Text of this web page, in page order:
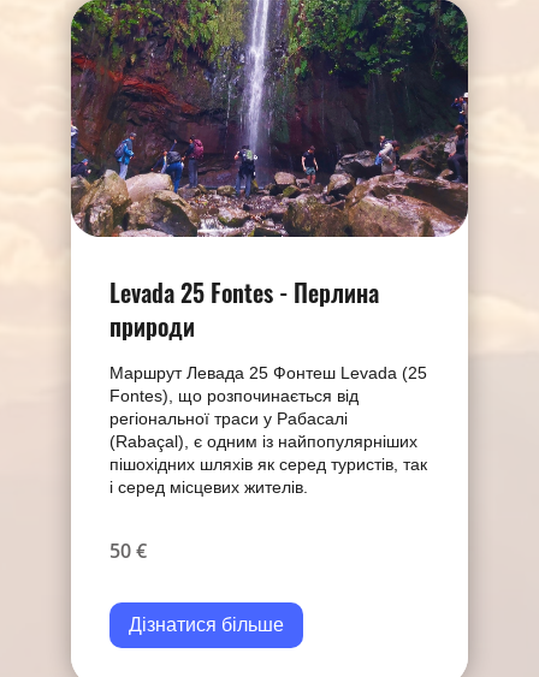
Levada 25 Fontes - Перлина
природи
Маршрут Левада 25 Фонтеш Levada (25
Fontes), що розпочинається від
регіональної траси у Рабасалі
(Rabaçal), є одним із найпопулярніших
пішохідних шляхів як серед туристів, так
і серед місцевих жителів.
50 €
Дізнатися більше